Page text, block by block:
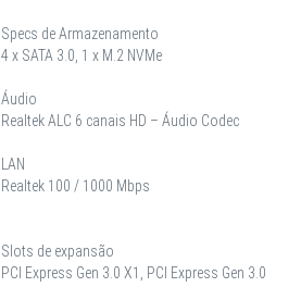
Specs de Armazenamento
4 x SATA 3.0, 1 x M.2 NVMe
Áudio
Realtek ALC 6 canais HD – Áudio Codec
LAN
Realtek 100 / 1000 Mbps
Slots de expansão
PCI Express Gen 3.0 X1, PCI Express Gen 3.0